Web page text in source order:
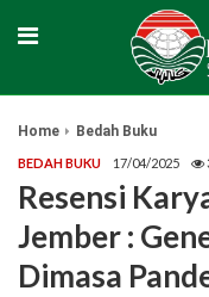
Home Bedah Buku
BEDAH BUKU 17/04/2025
Resensi
Jember :
Dimasa